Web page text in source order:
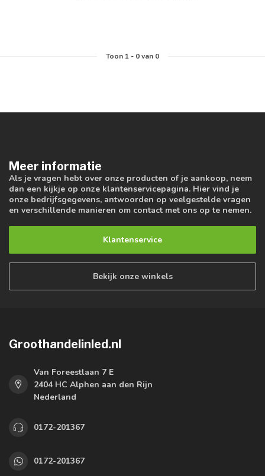
Toon 1- 0van 0
Meer informatie
Als je vragen hebt over onze producten of je aankoop, neem
dan een kijkje op onze klantenservicepagina. Hier vind je
onze bedrijfsgegevens, antwoorden op veelgestelde vragen
en verschillende manieren om contact met ons op te nemen.
Klantenservice
Bekijk onze winkels
Groothandelinled.nl
Van Foreestlaan 7 E
2404 HC Alphen aan den Rijn
Nederland
0172-201367
0172-201367